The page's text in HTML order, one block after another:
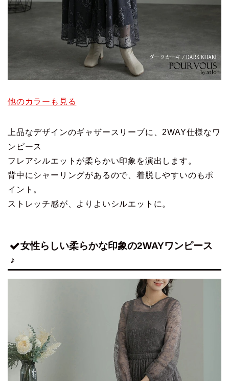
他のカラーも見る
上品なデザインのギャザースリーブに、2WAY仕様なワ
ンピース
フレアシルエットが柔らかい印象を演出します。
背中にシャーリングがあるので、着脱しやすいのもポ
イント。
ストレッチ感が、よりよいシルエットに。
女性らしい柔らかな印象の2WAYワンピース
♪